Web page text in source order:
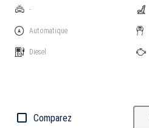
-
Automatique
Diesel
Comparez